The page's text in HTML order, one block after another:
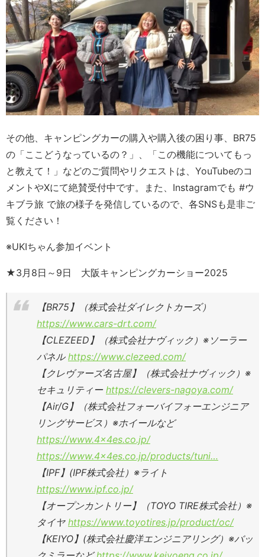
その他、キャンピングカーの購入や購入後の困り事、BR75
の「ここどうなっているの？」、「この機能についてもっ
と教えて！」などのご質問やリクエストは、YouTubeのコ
メントやXにて絶賛受付中です。また、Instagramでも #ウ
キブラ旅 で旅の様子を発信しているので、各SNSも是非ご
覧ください！
※UKIちゃん参加イベント
★3月8日～9日 大阪キャンピングカーショー2025
【BR75】（株式会社ダイレクトカーズ）
https://www.cars-drt.com/
【CLEZEED】（株式会社ナヴィック）※ソーラー
パネル https://www.clezeed.com/
【クレヴァーズ名古屋】（株式会社ナヴィック）※
セキュリティー https://clevers-nagoya.com/
【Air/G】（株式会社フォーバイフォーエンジニア
リングサービス）※ホイールなど
https://www.4x4es.co.jp/
https://www.4x4es.co.jp/products/tuni…
【IPF】(IPF株式会社）※ライト
https://www.ipf.co.jp/
【オープンカントリー】（TOYO TIRE株式会社）※
タイヤ https://www.toyotires.jp/product/oc/
【KEIYO】(株式会社慶洋エンジニアリング）※バッ